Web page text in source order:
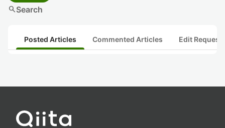
searchSearch
Posted Articles Commented Articles Edit